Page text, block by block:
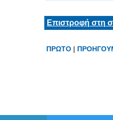
Επιστροφή στη
ΠΡΩΤΟ |